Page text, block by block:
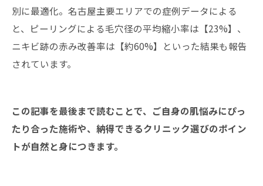
別に最適化。名古屋主要エリアでの症例データによる
と、ピーリングによる毛穴径の平均縮小率は【23%】、
ニキビ跡の赤み改善率は【約60%】といった結果も報告
されています。
この記事を最後まで読むことで、ご自身の肌悩みにぴっ
たり合った施術や、納得できるクリニック選びのポイン
トが自然と身につきます。